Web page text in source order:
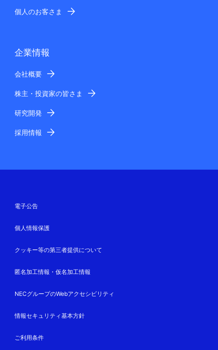
個人のお客さま
企業情報
会社概要
株主・投資家の皆さま
研究開発
採用情報
電子公告
個人情報保護
クッキー等の第三者提供について
匿名加工情報・仮名加工情報
NECグループのWebアクセシビリティ
情報セキュリティ基本方針
ご利用条件